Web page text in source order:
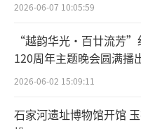
出版有《中
红》、《中国美术
作品曾参加在
教科文卫组织、日
根廷、印度、巴基
2026-06-07 10:05:59
“越韵华光·百廿流芳”
120周年主题晚会圆满播
2026-06-02 15:09:11
石家河遗址博物馆开馆